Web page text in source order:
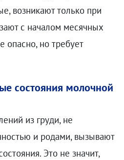
возникают только при
с началом месячных
опасно, но требует
состояния молочной
из груди, не
и родами, вызывают
Это не значит,